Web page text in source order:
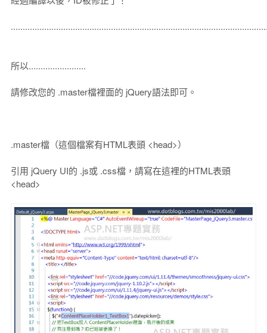
所以........................
請修改您的 .master檔裡面的 jQuery語法即可。
.master檔（這個檔案有HTML表頭 <head>）
引用 jQuery UI的 .js或 .css檔，請寫在這裡的HTML表頭
<head>